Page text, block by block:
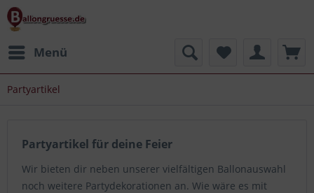
Menü
Partyartikel
Partyartikel für deine Feier
Wir bieten dir neben unserer vielfältigen Ballonauswahl
noch weitere Partydekorationen an. Wie wäre es mit